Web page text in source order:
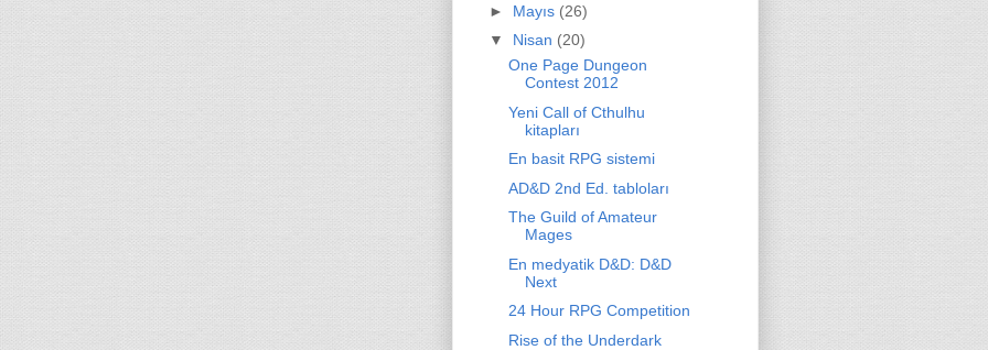
► Mayıs (26)
▼ Nisan (20)
One Page Dungeon
Contest 2012
Yeni Call of Cthulhu
kitapları
En basit RPG sistemi
AD&D 2nd Ed. tabloları
The Guild of Amateur
Mages
En medyatik D&D: D&D
Next
24 Hour RPG Competition
Rise of the Underdark